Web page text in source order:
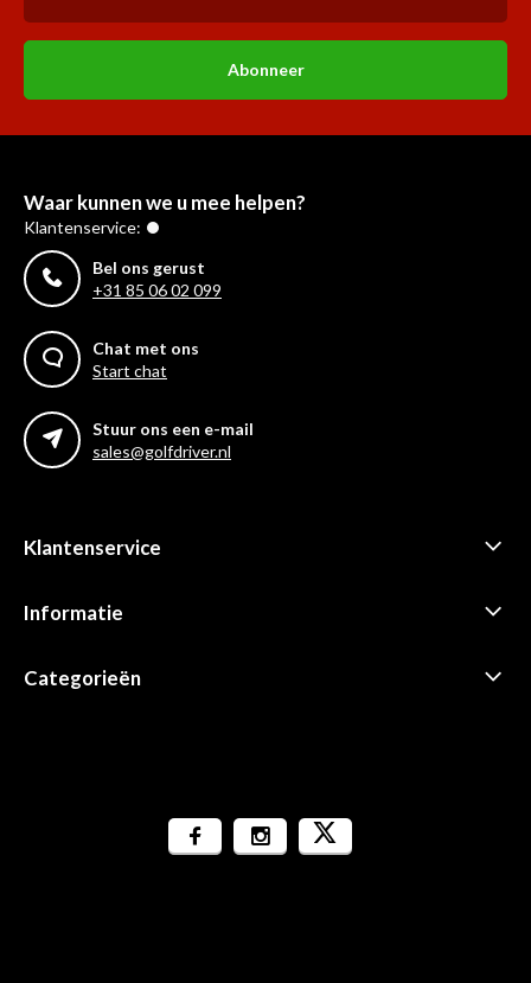
Abonneer
Waar kunnen we u mee helpen?
Klantenservice:
Bel ons gerust
+31 85 06 02 099
Chat met ons
Start chat
Stuur ons een e-mail
sales@golfdriver.nl
Klantenservice
Informatie
Categorieën